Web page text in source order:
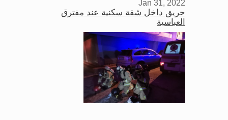
Jan 31, 2022
حريق داخل شقة سكنية عند مفترق
العباسية